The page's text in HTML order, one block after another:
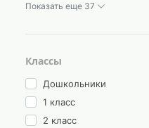
Показать еще 37
Классы
Дошкольники
1 класс
2 класс